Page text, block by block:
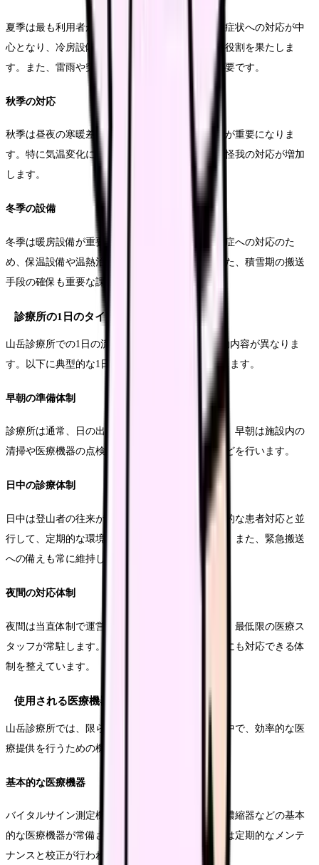
夏季は最も利用者が多い時期です。熱中症や脱水症状への対応が中
心となり、冷房設備や急速冷却用の機器が重要な役割を果たしま
す。また、雷雨や突発的な天候変化への対策も必要です。
秋季の対応
秋季は昼夜の寒暖差が大きくなるため、体調管理が重要になりま
す。特に気温変化による体調不良や、疲労による怪我の対応が増加
します。
冬季の設備
冬季は暖房設備が重要になります。凍傷や低体温症への対応のた
め、保温設備や温熱治療用の機器が必要です。また、積雪期の搬送
手段の確保も重要な課題です。
診療所の1日のタイムライン
山岳診療所での1日の流れは、時間帯によって活動内容が異なりま
す。以下に典型的な1日のスケジュールをご紹介します。
早朝の準備体制
診療所は通常、日の出とともに活動を開始します。早朝は施設内の
清掃や医療機器の点検、当日の気象情報の確認などを行います。
日中の診療体制
日中は登山者の往来が最も多い時間帯です。継続的な患者対応と並
行して、定期的な環境整備や記録作成を行います。また、緊急搬送
への備えも常に維持します。
夜間の対応体制
夜間は当直体制で運営されます。緊急時に備えて、最低限の医療ス
タッフが常駐します。夜間特有の症状や緊急搬送にも対応できる体
制を整えています。
使用される医療機器と備品
山岳診療所では、限られたスペースと電力供給の中で、効率的な医
療提供を行うための機器が選定されています。
基本的な医療機器
バイタルサイン測定機器、心電図モニター、酸素濃縮器などの基本
的な医療機器が常備されています。これらの機器は定期的なメンテ
ナンスと校正が行われています。